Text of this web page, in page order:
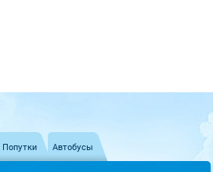
Попутки Автобусы